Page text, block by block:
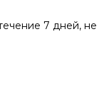
7 дней, не